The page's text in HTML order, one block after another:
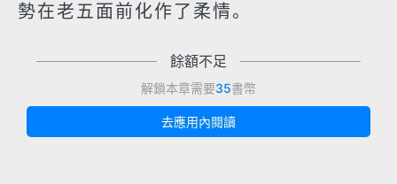
勢在老五面前化作了柔情。
餘額不足
解鎖本章需要35書幣
去應用內閱讀